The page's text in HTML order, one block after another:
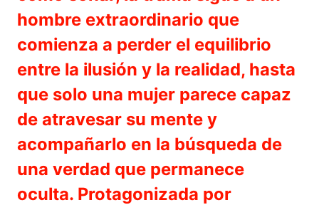
hombre extraordinario que
comienza a perder el equilibrio
entre la ilusión y la realidad, hasta
que solo una mujer parece capaz
de atravesar su mente y
acompañarlo en la búsqueda de
una verdad que permanece
oculta. Protagonizada por